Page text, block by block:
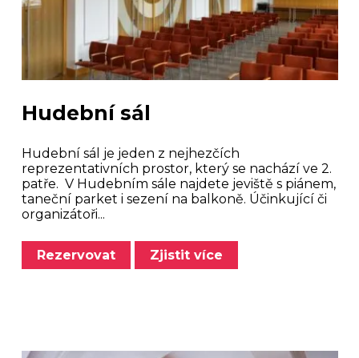
Hudební sál
Hudební sál je jeden z nejhezčích
reprezentativních prostor, který se nachází ve 2.
patře. V Hudebním sále najdete jeviště s piánem,
taneční parket i sezení na balkoně. Účinkující či
organizátoři...
Rezervovat Zjistit více